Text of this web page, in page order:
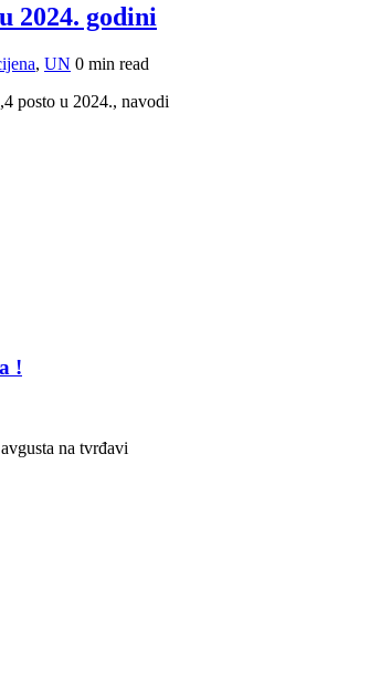
2024. godini
, UN 0 min read
posto u 2024., navodi
!
na tvrđavi